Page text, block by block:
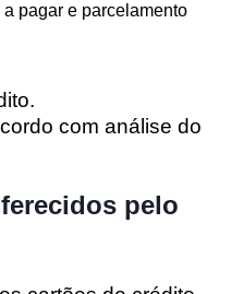
pagar e parcelamento
com análise do
pelo